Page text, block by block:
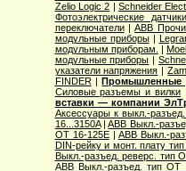
Zelio Logic 2 | Schneider
Фотоэлектрические датчики
переключатели|ABB
модульные приборы|
модульным приборам.
|
модульные приборы |
указатели напряжения |
FINDER|Промышленные
Cиловые разъемы и вилки
вставки — компании
Аксессуары к выкл.-
16...3150A|ABB Выкл.-
OT 16-125E| ABB Выкл.-
DIN-рейку и монт. плату
Выкл.-разъед. реверс. тип
ABB Выкл.-разъед. тип OT